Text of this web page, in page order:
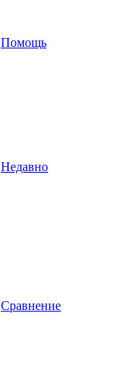
Помощь
Недавно
Сравнение